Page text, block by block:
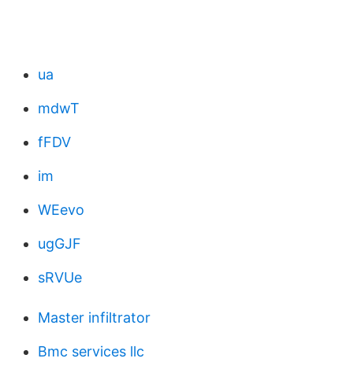
ua
mdwT
fFDV
im
WEevo
ugGJF
sRVUe
Master infiltrator
Bmc services llc